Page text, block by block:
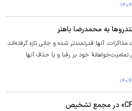
به محمدرضا باهنر
آنها قدرتمندتر شده و جانی تازه گرفته‌اند.
خود بر رقبا و یا حذف آنها